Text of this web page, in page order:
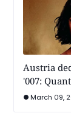
Austria
'007:
March 09,